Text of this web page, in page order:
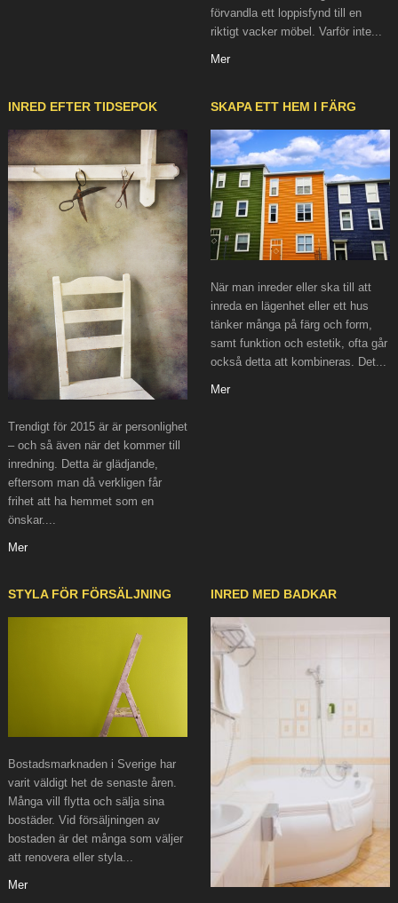
förvandla ett loppisfynd till en
riktigt vacker möbel. Varför inte...
Mer
INRED EFTER TIDSEPOK
Trendigt för 2015 är är personlighet
– och så även när det kommer till
inredning. Detta är glädjande,
eftersom man då verkligen får
frihet att ha hemmet som en
önskar....
Mer
SKAPA ETT HEM I FÄRG
När man inreder eller ska till att
inreda en lägenhet eller ett hus
tänker många på färg och form,
samt funktion och estetik, ofta går
också detta att kombineras. Det...
Mer
STYLA FÖR FÖRSÄLJNING
Bostadsmarknaden i Sverige har
varit väldigt het de senaste åren.
Många vill flytta och sälja sina
bostäder. Vid försäljningen av
bostaden är det många som väljer
att renovera eller styla...
Mer
INRED MED BADKAR